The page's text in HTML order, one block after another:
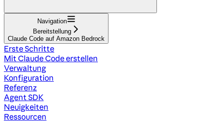
Navigation
Bereitstellung
Claude Code auf Amazon Bedrock
Erste Schritte
Mit Claude Code erstellen
Verwaltung
Konfiguration
Referenz
Agent SDK
Neuigkeiten
Ressourcen